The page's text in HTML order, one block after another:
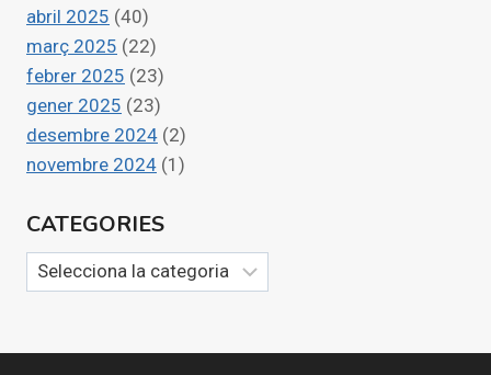
abril 2025 (40)
març 2025 (22)
febrer 2025 (23)
gener 2025 (23)
desembre 2024 (2)
novembre 2024 (1)
CATEGORIES
Categories